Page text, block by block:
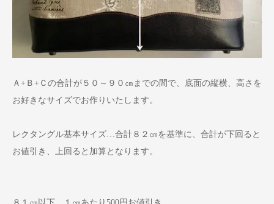
Ａ+Ｂ+Ｃの合計が５０～９０㎝までの間で、底面の縦横、高さを
お好きなサイズでお作りいたします。
レクタングル基本サイズ…合計８２㎝を基準に、合計が下回ると
お値引き、上回ると加算となります。